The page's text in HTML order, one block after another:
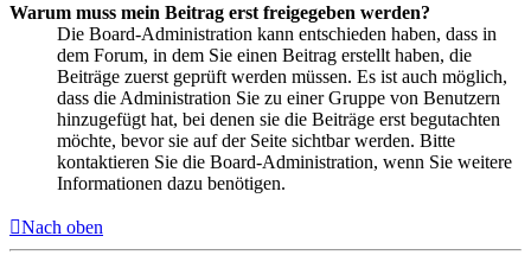
Warum muss mein Beitrag erst freigegeben werden?
Die Board-Administration kann entschieden haben, dass in
dem Forum, in dem Sie einen Beitrag erstellt haben, die
Beiträge zuerst geprüft werden müssen. Es ist auch möglich,
dass die Administration Sie zu einer Gruppe von Benutzern
hinzugefügt hat, bei denen sie die Beiträge erst begutachten
möchte, bevor sie auf der Seite sichtbar werden. Bitte
kontaktieren Sie die Board-Administration, wenn Sie weitere
Informationen dazu benötigen.
Nach oben